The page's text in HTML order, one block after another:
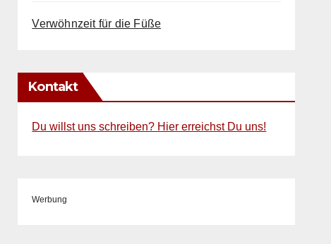
Verwöhnzeit für die Füße
Kontakt
Du willst uns schreiben? Hier erreichst Du uns!
Werbung